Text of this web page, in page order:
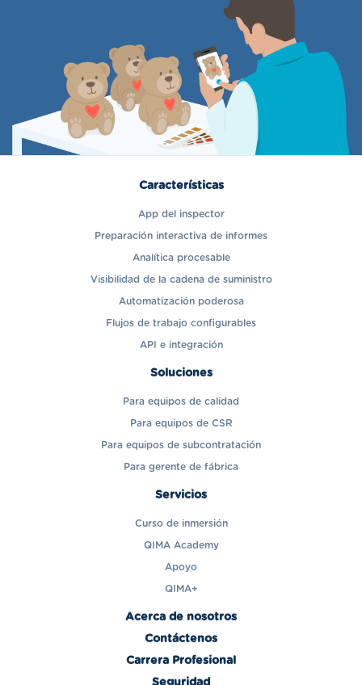
Características
App del inspector
Preparación interactiva de informes
Analítica procesable
Visibilidad de la cadena de suministro
Automatización poderosa
Flujos de trabajo configurables
API e integración
Soluciones
Para equipos de calidad
Para equipos de CSR
Para equipos de subcontratación
Para gerente de fábrica
Servicios
Curso de inmersión
QIMA Academy
Apoyo
QIMA+
Acerca de nosotros
Contáctenos
Carrera Profesional